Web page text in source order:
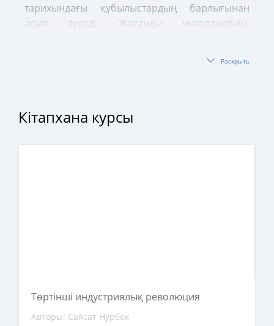
тарихындағы құбылыстардың барлығынан
асып түседі. Жасанды интеллектінің,
биотехнологияның дамуымен және тағы да
өрлейтін, таңғаларлық технологиялық дүмпуге
куә болмақпыз. Бүкіләлемдік экономикалық
Давос форумының негізін қалаушы және
Раскрыть
Кітапхана курсы
Төртінші индустриялық революция
Авторы: Саясат Нурбек